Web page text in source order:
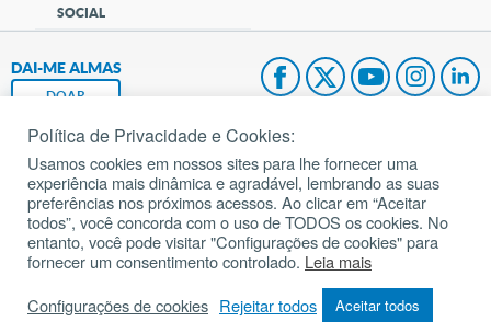
SOCIAL
DAI-ME ALMAS
DOAR
Fundação João Paulo II
Pedido de Oração
Mapa do site
Todos os direitos reservados.
Política de Privacidade e Cookies:
Usamos cookies em nossos sites para lhe fornecer uma
experiência mais dinâmica e agradável, lembrando as suas
preferências nos próximos acessos. Ao clicar em “Aceitar
todos”, você concorda com o uso de TODOS os cookies. No
entanto, você pode visitar "Configurações de cookies" para
fornecer um consentimento controlado. Leia mais
Configurações de cookies Rejeitar todos Aceitar todos